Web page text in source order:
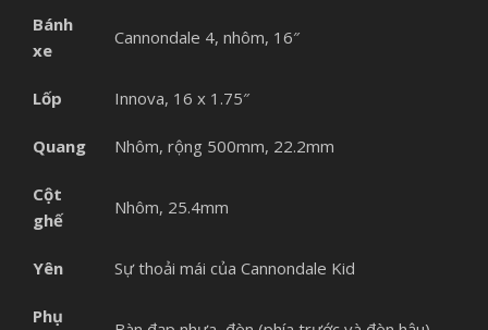
Bánh
xe
Cannondale 4, nhôm, 16″
Lốp Innova, 16 x 1.75″
Quang Nhôm, rộng 500mm, 22.2mm
Cột
ghế
Nhôm, 25.4mm
Yên Sự thoải mái của Cannondale Kid
Phụ